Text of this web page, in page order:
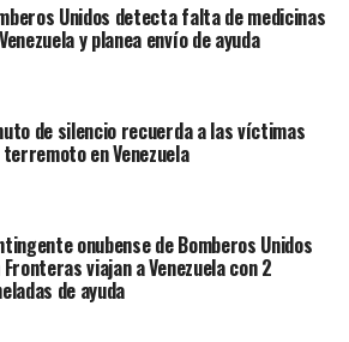
Unidos detecta falta de medicinas
y planea envío de ayuda
de silencio recuerda a las víctimas
en Venezuela
onubense de Bomberos Unidos
Fronteras viajan a Venezuela con 2
de ayuda